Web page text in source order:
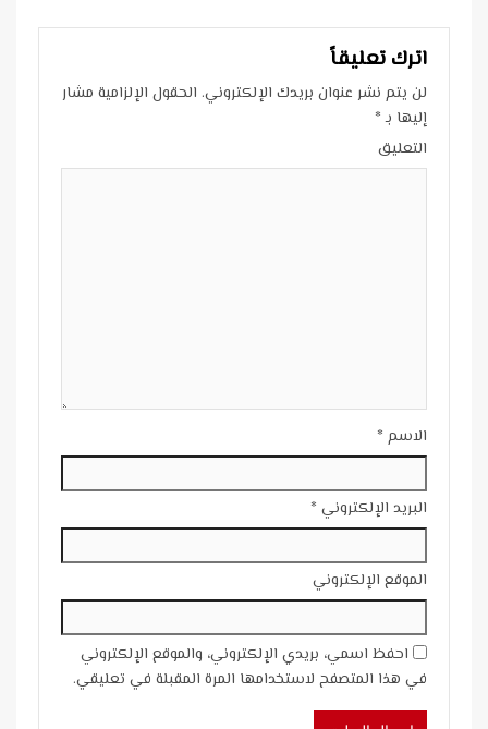
اترك تعليقاً
لن يتم نشر عنوان بريدك الإلكتروني. الحقول الإلزامية مشار
إليها بـ*
التعليق
الاسم *
البريد الإلكتروني *
الموقع الإلكتروني
احفظ اسمي، بريدي الإلكتروني، والموقع الإلكتروني
في هذا المتصفح لاستخدامها المرة المقبلة في تعليقي.